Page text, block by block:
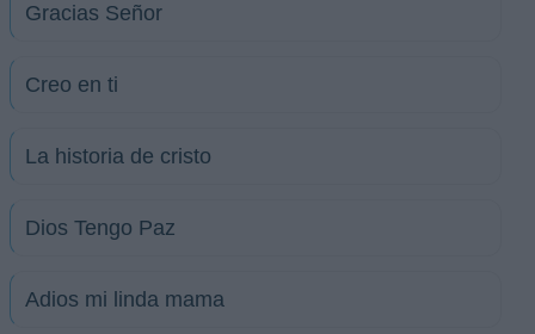
Gracias Señor
Creo en ti
La historia de cristo
Dios Tengo Paz
Adios mi linda mama